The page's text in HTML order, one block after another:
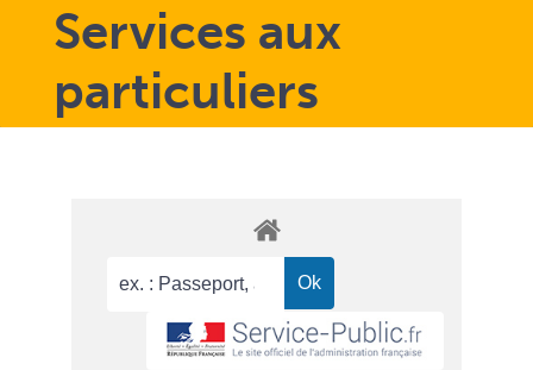
Services aux
particuliers